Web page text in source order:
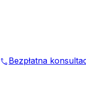
phone Bezpłatna